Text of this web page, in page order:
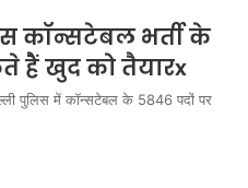
कॉन्सटेबल भर्ती के
हैं खुद को तैयारx
पुलिस में कॉन्सटेबल के 5846 पदों पर